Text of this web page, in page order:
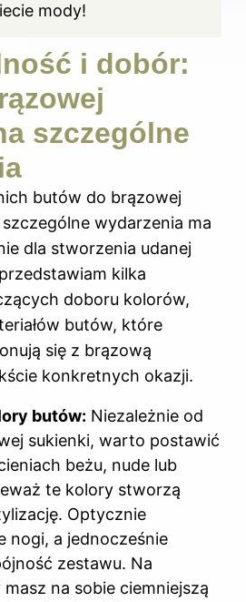
mody!
i dobór:
szczególne
butów do brązowej
wydarzenia ma
dla stworzenia udanej
kilka
doboru kolorów,
butów, które
się z brązową
konkretnych okazji.
butów: Niezależnie od
sukienki, warto postawić
beżu, nude lub
te kolory stworzą
Optycznie
nogi, a jednocześnie
zestawu. Na
masz na sobie ciemniejszą